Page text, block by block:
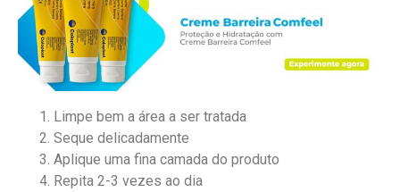
Limpe bem a área a ser tratada
Seque delicadamente
Aplique uma fina camada do produto
Repita 2-3 vezes ao dia